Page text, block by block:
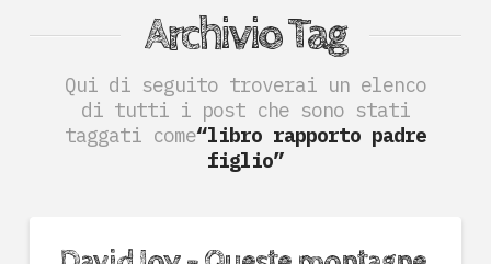
Archivio Tag
Qui di seguito troverai un elenco
di tutti i post che sono stati
taggati come“libro rapporto padre
figlio”